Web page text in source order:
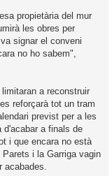
propietària del mur
les obres per
signar el conveni
no ho sabem",
a reconstruir
reforçarà tot un tram
previst per a les
d'acabar a finals de
i que encara no està
i la Garriga vagin
acabades.